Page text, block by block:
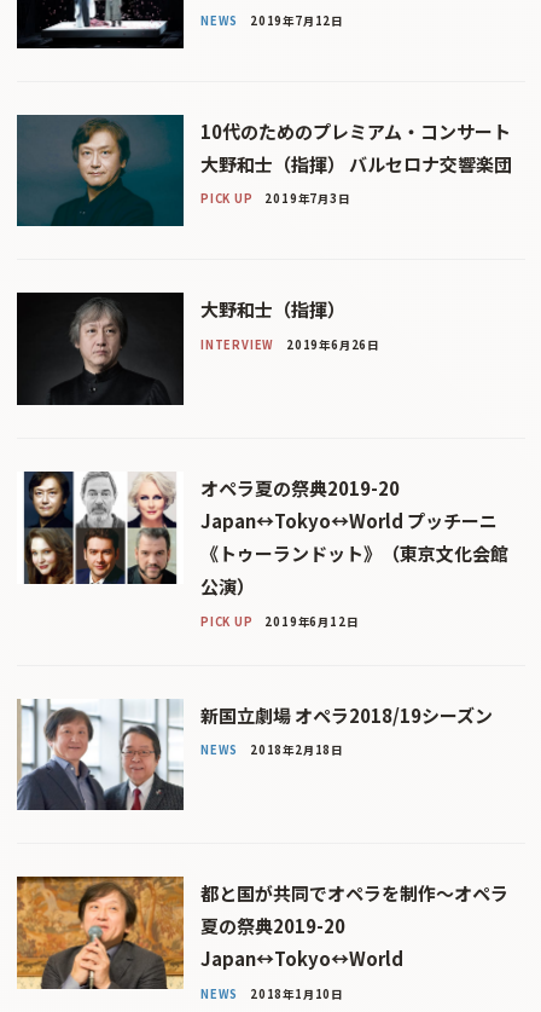
NEWS 2019年7月12日
10代のためのプレミアム・コンサート
大野和士（指揮） バルセロナ交響楽団
PICK UP 2019年7月3日
大野和士（指揮）
INTERVIEW 2019年6月26日
オペラ夏の祭典2019-20
Japan↔Tokyo↔World プッチーニ
《トゥーランドット》（東京文化会館
公演）
PICK UP 2019年6月12日
新国立劇場 オペラ2018/19シーズン
NEWS 2018年2月18日
都と国が共同でオペラを制作〜オペラ
夏の祭典2019-20
Japan↔Tokyo↔World
NEWS 2018年1月10日